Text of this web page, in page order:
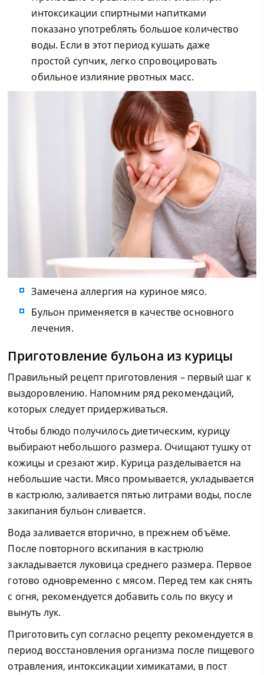
интоксикации спиртными напитками
показано употреблять большое количество
воды. Если в этот период кушать даже
простой супчик, легко спровоцировать
обильное излияние рвотных масс.
Замечена аллергия на куриное мясо.
Бульон применяется в качестве основного
лечения.
Приготовление бульона из курицы
Правильный рецепт приготовления – первый шаг к
выздоровлению. Напомним ряд рекомендаций,
которых следует придерживаться.
Чтобы блюдо получилось диетическим, курицу
выбирают небольшого размера. Очищают тушку от
кожицы и срезают жир. Курица разделывается на
небольшие части. Мясо промывается, укладывается
в кастрюлю, заливается пятью литрами воды, после
закипания бульон сливается.
Вода заливается вторично, в прежнем объёме.
После повторного вскипания в кастрюлю
закладывается луковица среднего размера. Первое
готово одновременно с мясом. Перед тем как снять
с огня, рекомендуется добавить соль по вкусу и
вынуть лук.
Приготовить суп согласно рецепту рекомендуется в
период восстановления организма после пищевого
отравления, интоксикации химикатами, в пост